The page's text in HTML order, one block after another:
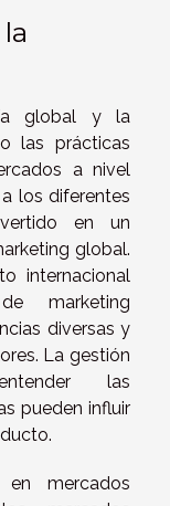
global y la
las prácticas
a nivel
los diferentes
en un
global.
internacional
marketing
diversas y
La gestión
las
pueden influir
en mercados